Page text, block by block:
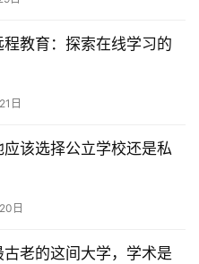
程教育：探索在线学习的
日
应该选择公立学校还是私
日
古老的这间大学，学术是